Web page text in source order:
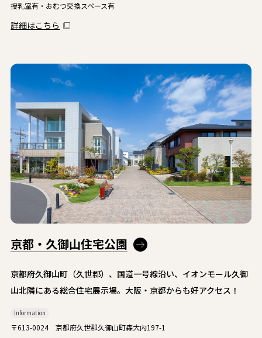
授乳室有・おむつ交換スペース有
詳細はこちら
京都・久御山住宅公園
京都府久御山町（久世郡）、国道一号線沿い、イオンモール久御
山北隣にある総合住宅展示場。大阪・京都からも好アクセス！
Information
〒613-0024 京都府久世郡久御山町森大内197-1